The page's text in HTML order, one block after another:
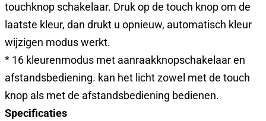
touchknop schakelaar. Druk op de touch knop om de
laatste kleur, dan drukt u opnieuw, automatisch kleur
wijzigen modus werkt.
* 16 kleurenmodus met aanraakknopschakelaar en
afstandsbediening. kan het licht zowel met de touch
knop als met de afstandsbediening bedienen.
Specificaties